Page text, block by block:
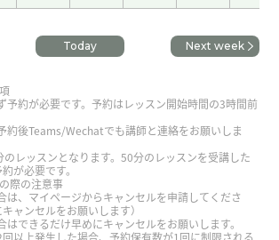
( 男性 )
谢谢。我也很开心和您一起学习。
固执，因为他们不改名字。下次见
性 )
運歹運 總嘛要照起工來行 hó-
tsóng mah ài tsiáu khí-kang lâi
注定 七分靠打拼 sann hun thinn
Today Next week
予約が必要です。予約はレッスン開始時間の3時間前
約後Teams/Wechatでも講師と連絡をお願いしま
レッスンとなります。50分のレッスンを受講した
が必要です。
際の注意事
は、マイページからキャンセルを申請してくださ
ャンセルをお願いします）
はできるだけ早めにキャンセルをお願いします。
以上発生した場合、予約保有数が1回に制限される